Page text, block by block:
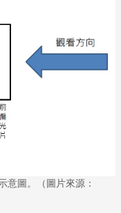
意圖。（圖片來源：